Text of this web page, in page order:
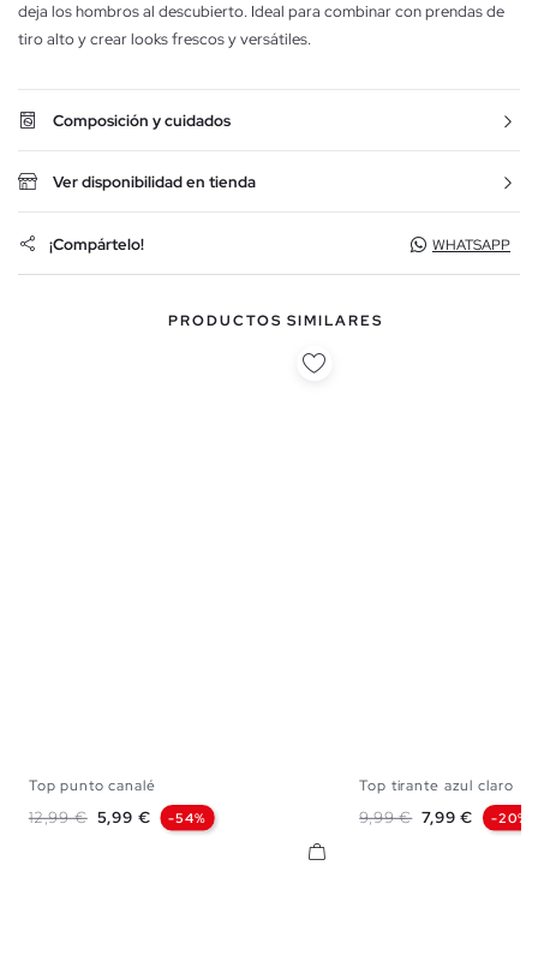
deja los hombros al descubierto. Ideal para combinar con prendas de
tiro alto y crear looks frescos y versátiles.
Composición y cuidados
Ver disponibilidad en tienda
¡Compártelo! WHATSAPP
PRODUCTOS SIMILARES
Top punto canalé
Precio base
12,99 € Precio
5,99 € -54%
Top tirante azul claro
Precio base
9,99 € Precio
7,99 € -20%